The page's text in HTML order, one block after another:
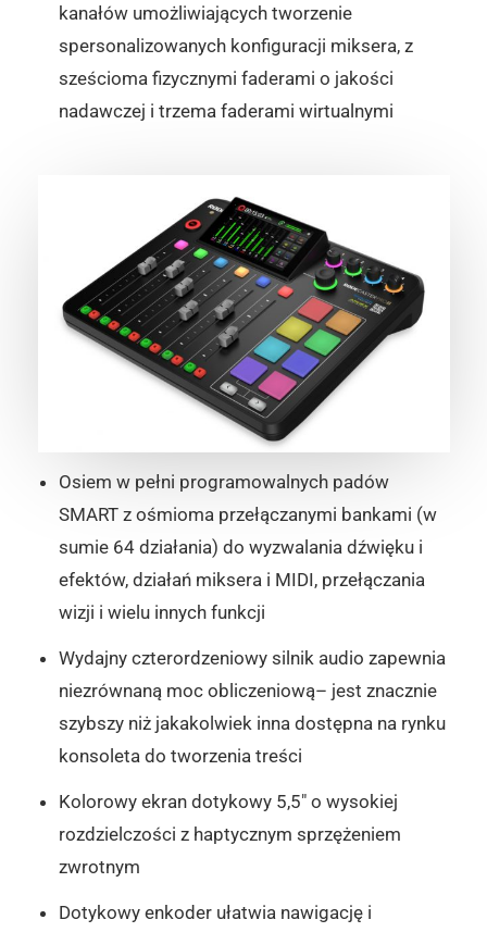
kanałów umożliwiających tworzenie
spersonalizowanych konfiguracji miksera, z
sześcioma fizycznymi faderami o jakości
nadawczej i trzema faderami wirtualnymi
Osiem w pełni programowalnych padów
SMART z ośmioma przełączanymi bankami (w
sumie 64 działania) do wyzwalania dźwięku i
efektów, działań miksera i MIDI, przełączania
wizji i wielu innych funkcji
Wydajny czterordzeniowy silnik audio zapewnia
niezrównaną moc obliczeniową– jest znacznie
szybszy niż jakakolwiek inna dostępna na rynku
konsoleta do tworzenia treści
Kolorowy ekran dotykowy 5,5″ o wysokiej
rozdzielczości z haptycznym sprzężeniem
zwrotnym
Dotykowy enkoder ułatwia nawigację i